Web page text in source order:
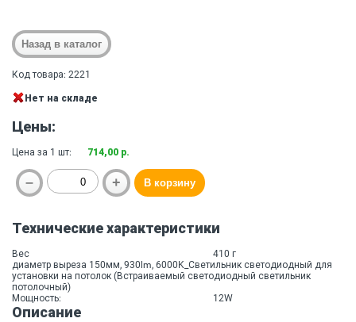
Код товара: 2221
Нет на складе
Цены:
Цена за 1 шт: 714,00 р.
Технические характеристики
Вес
410 г
диаметр выреза 150мм, 930lm, 6000K_Светильник светодиодный для
установки на потолок (Встраиваемый светодиодный светильник
потолочный)
Мощность:
12W
Описание